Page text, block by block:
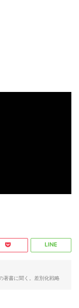
著書に聞く。差別化戦略